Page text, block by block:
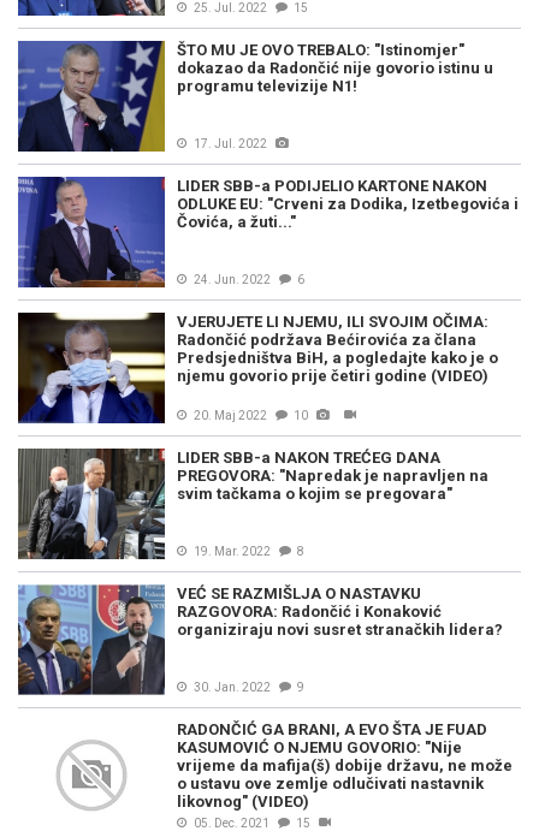
25. Jul. 2022 15
ŠTO MU JE OVO TREBALO: "Istinomjer"
dokazao da Radončić nije govorio istinu u
programu televizije N1!
17. Jul. 2022
LIDER SBB-a PODIJELIO KARTONE NAKON
ODLUKE EU: "Crveni za Dodika, Izetbegovića i
Čovića, a žuti..."
24. Jun. 2022 6
VJERUJETE LI NJEMU, ILI SVOJIM OČIMA:
Radončić podržava Bećirovića za člana
Predsjedništva BiH, a pogledajte kako je o
njemu govorio prije četiri godine (VIDEO)
20. Maj 2022 10
LIDER SBB-a NAKON TREĆEG DANA
PREGOVORA: "Napredak je napravljen na
svim tačkama o kojim se pregovara"
19. Mar. 2022 8
VEĆ SE RAZMIŠLJA O NASTAVKU
RAZGOVORA: Radončić i Konaković
organiziraju novi susret stranačkih lidera?
30. Jan. 2022 9
RADONČIĆ GA BRANI, A EVO ŠTA JE FUAD
KASUMOVIĆ O NJEMU GOVORIO: "Nije
vrijeme da mafija(š) dobije državu, ne može
o ustavu ove zemlje odlučivati nastavnik
likovnog" (VIDEO)
05. Dec. 2021 15